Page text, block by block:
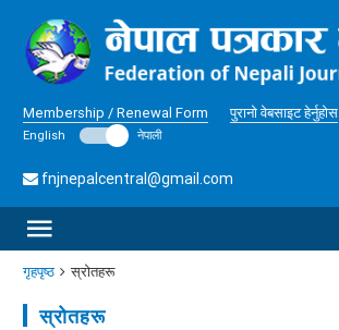
Membership / Renewal Form पुरानो वेबसाइट हेर्नुहोस
English नेपाली
fnjnepalcentral@gmail.com
गृहपृष्ठ स्रोतहरू
स्रोतहरू